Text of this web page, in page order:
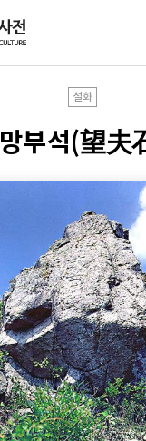
설화
망부석(望夫